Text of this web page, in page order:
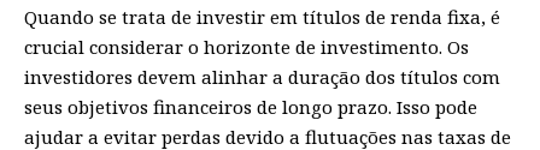
Quando se trata de investir em títulos de renda fixa, é
crucial considerar o horizonte de investimento. Os
investidores devem alinhar a duração dos títulos com
seus objetivos financeiros de longo prazo. Isso pode
ajudar a evitar perdas devido a flutuações nas taxas de